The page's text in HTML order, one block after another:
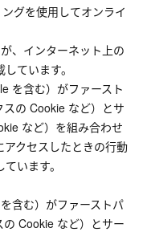
グを使用してオンライ
、インターネット上の
ています。
を含む）がファースト
の Cookie など）とサ
など）を組み合わせ
クセスしたときの行動
います。
含む）がファーストパ
Cookie など）とサー